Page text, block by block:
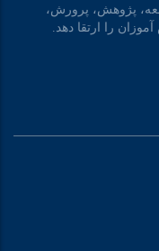
پژوهش، پرورش،
را ارتقا دهد.